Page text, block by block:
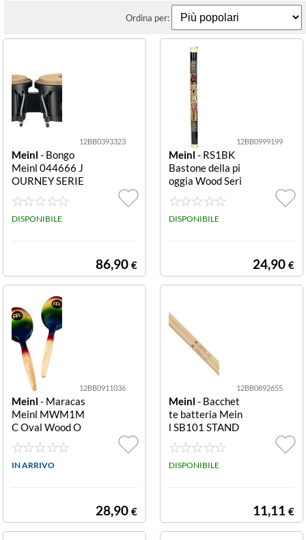
Ordina per:
12BB0393323
Meinl - Bongo
Meinl 044666 J
OURNEY SERIE
S Hb50Bk Black
Hb50Bk
DISPONIBILE
86,90 €
12BB0999199
Meinl - RS1BK
Bastone della pi
oggia Wood Seri
es 31 1/2 pollici
31 1/2
DISPONIBILE
24,90 €
12BB0911036
Meinl - Maracas
Meinl MWM1M
C Oval Wood O
val
IN ARRIVO
28,90 €
12BB0892655
Meinl - Bacchet
te batteria Mein
l SB101 STAND
ARD 5A Legno 5
A
DISPONIBILE
11,11 €